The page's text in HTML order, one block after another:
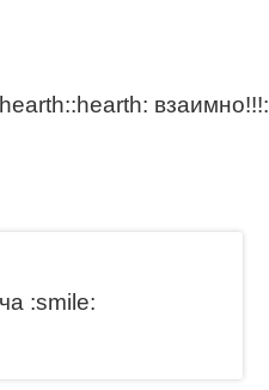
:smile: